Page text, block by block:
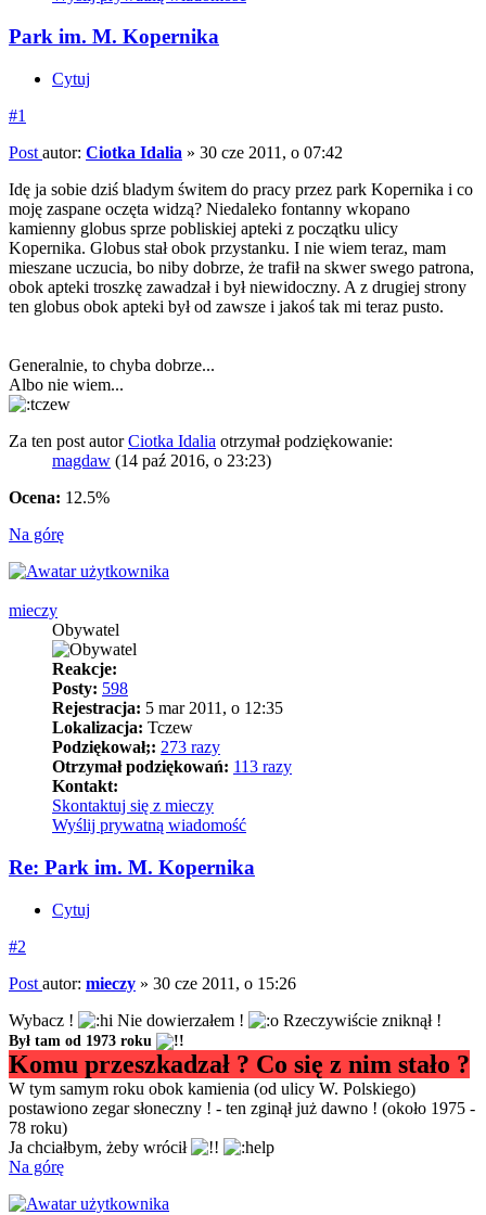
Park im. M. Kopernika
Cytuj
#1
Post autor: Ciotka Idalia » 30 cze 2011, o 07:42
Idę ja sobie dziś bladym świtem do pracy przez park Kopernika i co
moję zaspane oczęta widzą? Niedaleko fontanny wkopano
kamienny globus sprze pobliskiej apteki z początku ulicy
Kopernika. Globus stał obok przystanku. I nie wiem teraz, mam
mieszane uczucia, bo niby dobrze, że trafił na skwer swego patrona,
obok apteki troszkę zawadzał i był niewidoczny. A z drugiej strony
ten globus obok apteki był od zawsze i jakoś tak mi teraz pusto.
Generalnie, to chyba dobrze...
Albo nie wiem...
Za ten post autorCiotka Idalia otrzymał podziękowanie:
magdaw (14 paź 2016, o 23:23)
Ocena: 12.5%
Na górę
mieczy
Obywatel
Reakcje:
Posty: 598
Rejestracja: 5 mar 2011, o 12:35
Lokalizacja: Tczew
Podziękował;: 273 razy
Otrzymał podziękowań: 113 razy
Kontakt:
Skontaktuj się z mieczy
Wyślij prywatną wiadomość
Re: Park im. M. Kopernika
Cytuj
#2
Post autor: mieczy » 30 cze 2011, o 15:26
Wybacz !
Nie dowierzałem ! Rzeczywiście zniknął !
Był tam od 1973 roku
Komu przeszkadzał ? Co się z nim stało ?
W tym samym roku obok kamienia (od ulicy W. Polskiego)
postawiono zegar słoneczny ! - ten zginął już dawno ! (około 1975 -
78 roku)
Ja chciałbym, żeby wrócił
Na górę